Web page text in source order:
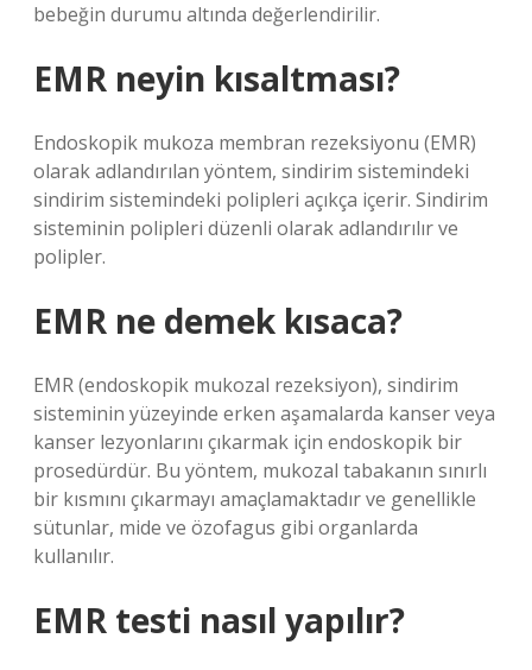
bebeğin durumu altında değerlendirilir.
EMR neyin kısaltması?
Endoskopik mukoza membran rezeksiyonu (EMR)
olarak adlandırılan yöntem, sindirim sistemindeki
sindirim sistemindeki polipleri açıkça içerir. Sindirim
sisteminin polipleri düzenli olarak adlandırılır ve
polipler.
EMR ne demek kısaca?
EMR (endoskopik mukozal rezeksiyon), sindirim
sisteminin yüzeyinde erken aşamalarda kanser veya
kanser lezyonlarını çıkarmak için endoskopik bir
prosedürdür. Bu yöntem, mukozal tabakanın sınırlı
bir kısmını çıkarmayı amaçlamaktadır ve genellikle
sütunlar, mide ve özofagus gibi organlarda
kullanılır.
EMR testi nasıl yapılır?